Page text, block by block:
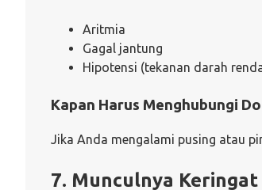
Aritmia
Gagal jantung
Hipotensi (tekanan darah
Kapan Harus Menghubungi
Jika Anda mengalami pusing atau
7. Munculnya Keringat